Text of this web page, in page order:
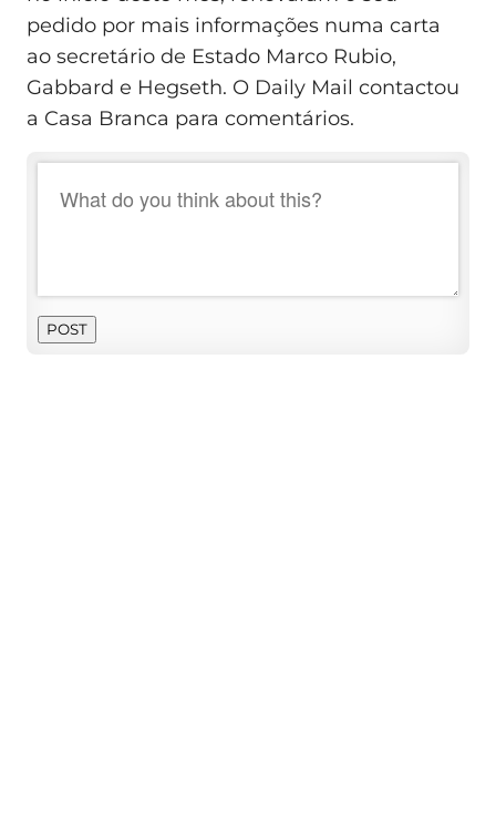
pedido por mais informações numa carta
ao secretário de Estado Marco Rubio,
Gabbard e Hegseth. O Daily Mail contactou
a Casa Branca para comentários.
POST